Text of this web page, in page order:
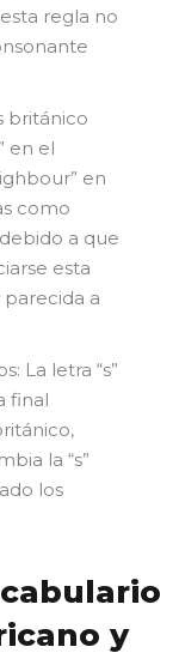
regla no
británico
en el
en
como
a que
esta
a
La letra “s”
final
la “s”
los
y